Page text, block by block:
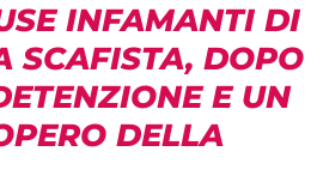
INFAMANTI DI
SCAFISTA, DOPO
E UN
DELLA